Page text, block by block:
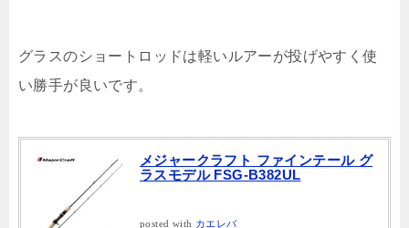
グラスのショートロッドは軽いルアーが投げやすく使
い勝手が良いです。
メジャークラフト ファインテール グ
ラスモデル FSG-B382UL
posted with カエレバ